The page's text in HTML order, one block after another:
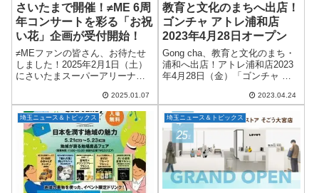
さいたまで開催！≠ME 6周
年コンサートを彩る「お祝
い花」企画が受付開始！
≠MEファンの皆さん、お待たせ
しました！2025年2月1日（土）
にさいたまスーパーアリーナで
ト「≠ME 6th ANNIVERSARY
PREMIUM CONCERT」をさら
に特別なも...
2025.01.07
教育と文化のまちへ出店！
ゴンチャ アトレ浦和店
2023年4月28日オープン
Gong cha、教育と文化のまち・
浦和へ出店！アトレ浦和店2023
年4月28日（金）「ゴンチャ ア
す。埼玉県内有数の文教都市で
あり、ファミリー層が多く活気
あふれるエリアとしても知られ
る“さ...
2023.04.24
埼玉ニュース＆トピックス 埼玉ニュース＆トピックス